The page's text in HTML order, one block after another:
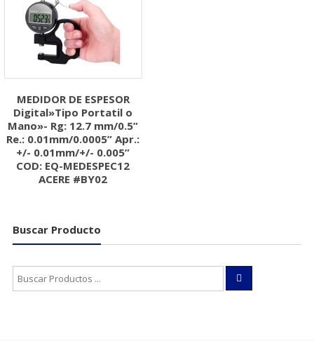
MEDIDOR DE ESPESOR
Digital»Tipo Portatil o
Mano»- Rg: 12.7 mm/0.5”
Re.: 0.01mm/0.0005” Apr.:
+/- 0.01mm/+/- 0.005”
COD: EQ-MEDESPEC12
ACERE #BY02
Buscar Producto